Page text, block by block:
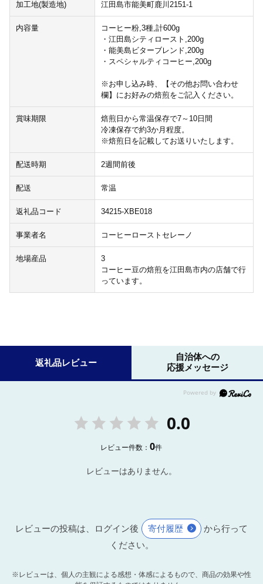
加工地(製造地) 江田島市能美町鹿川2151-1
内容量
コーヒー粉,3種,計600g
・江田島シティロースト,200g
・能美島ビターブレンド,200g
・スペシャルティコーヒー,200g
※お申し込み時、【その他お問い合わせ
欄】にお好みの焙煎をご記入ください。
賞味期限
焙煎日から常温保存で7～10日間
冷凍保存で約3か月程度。
※焙煎日を記載してお送りいたします。
配送時期 2週間前後
配送 常温
返礼品コード 34215-XBE018
事業者名 コーヒーローストセレーノ
地場産品
3
コーヒー豆の焙煎を江田島市内の店舗で行
っています。
返礼品レビュー
自治体への
応援メッセージ
0.0
レビュー件数：0件
レビューはありません。
レビューの投稿は、ログイン後 寄付履歴
から行って
ください。
※レビューは、個人の主観による感想・体感によるもので、商品の効果や性